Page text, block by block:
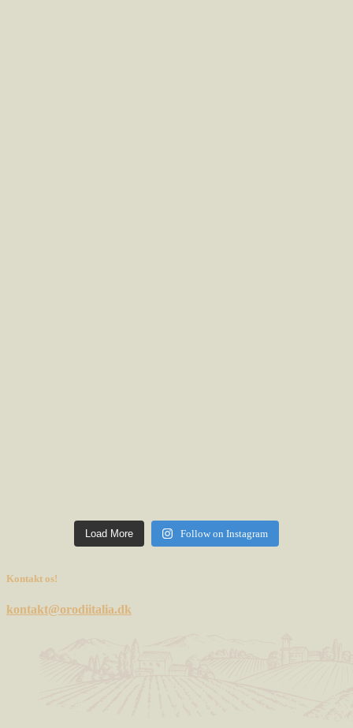
Load More Follow on Instagram
Kontakt os!
kontakt@orodiitalia.dk